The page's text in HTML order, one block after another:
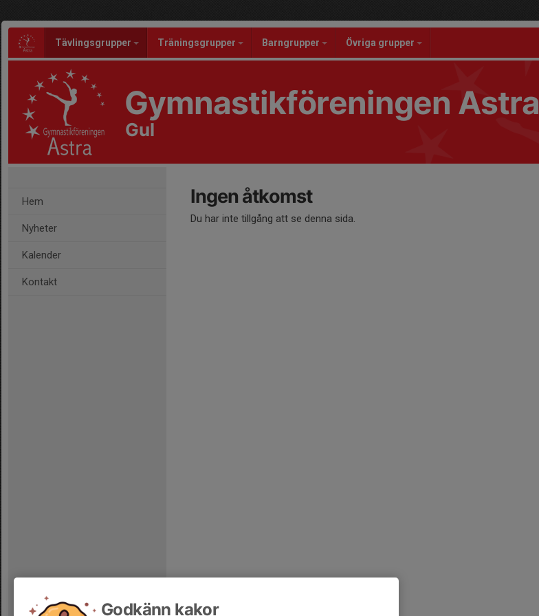
Tävlingsgrupper Träningsgrupper Barngrupper Övriga grupper
Gymnastikföreningen Astra
Gul
Hem
Nyheter
Kalender
Kontakt
Ingen åtkomst
Du har inte tillgång att se denna sida.
Godkänn kakor